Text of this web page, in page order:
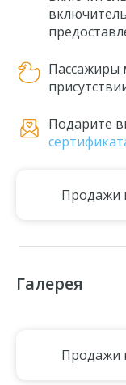
Пассажиры
Подарите
Продажи
Галерея
Продажи